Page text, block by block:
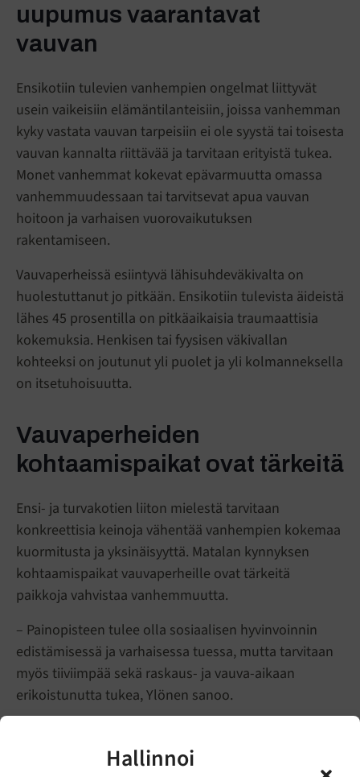
Hallinnoi
uupumus vaarantavat
vauvan
Ensikotiin tulevien vanhempien ongelmat liittyvät
usein vaikeisiin elämäntilanteisiin, joissa vanhemman
kyky vastata vauvan tarpeisiin ei ole syystä tai toisesta
vauvan kannalta riittävää ja tarvitaan erityistä tukea.
Monet vanhemmat kokevat epävarmuutta omassa
vanhemmuudessaan tai tarvitsevat apua vauvan
hoitoon ja varhaisen vuorovaikutuksen
rakentamiseen.
Vauvaperheissä esiintyvä lähisuhdeväkivalta on
huolestuttanut jo pitkään. Ensikotiin tulevista äideistä
lähes 45 prosentilla on pitkäaikaisia traumaattisia
kokemuksia. Henkisen tai fyysisen väkivallan
kohteeksi on joutunut yli puolet ja yli kolmanneksella
on itsetuhoisuutta.
Vauvaperheiden
kohtaamispaikat ovat tärkeitä
Ensi- ja turvakotien liiton mielestä tarvitaan
konkreettisia keinoja vähentää vanhempien kokemaa
kuormitusta ja yksinäisyyttä. Matalan kynnyksen
kohtaamispaikat vauvaperheille ovat tärkeitä
paikkoja vahvistaa vanhemmuutta.
– Painopisteen tulee olla sosiaalisen hyvinvoinnin
edistämisessä ja varhaisessa tuessa, mutta tarvitaan
myös tiiviimpää sekä raskaus- ja vauva-aikaan
erikoistunutta tukea, Ylönen sanoo.
perheellä on äkillinen kriisi tai mielenterveyden